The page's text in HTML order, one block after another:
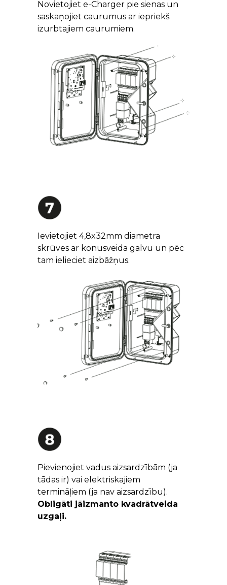
Novietojiet e-Charger pie sienas un
saskaņojiet caurumus ar iepriekš
izurbtajiem caurumiem.
Ievietojiet 4,8x32mm diametra
skrūves ar konusveida galvu un pēc
tam ielieciet aizbāžņus.
Pievienojiet vadus aizsardzībām (ja
tādas ir) vai elektriskajiem
termināļiem (ja nav aizsardzību).
Obligāti jāizmanto kvadrātveida
uzgaļi.